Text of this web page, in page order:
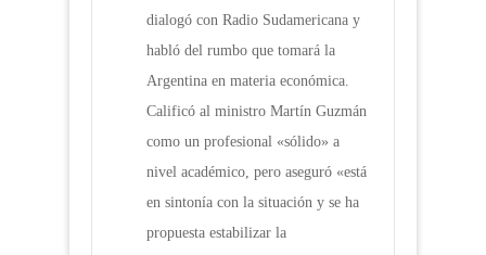
dialogó con Radio Sudamericana y
habló del rumbo que tomará la
Argentina en materia económica.
Calificó al ministro Martín Guzmán
como un profesional «sólido» a
nivel académico, pero aseguró «está
en sintonía con la situación y se ha
propuesta estabilizar la